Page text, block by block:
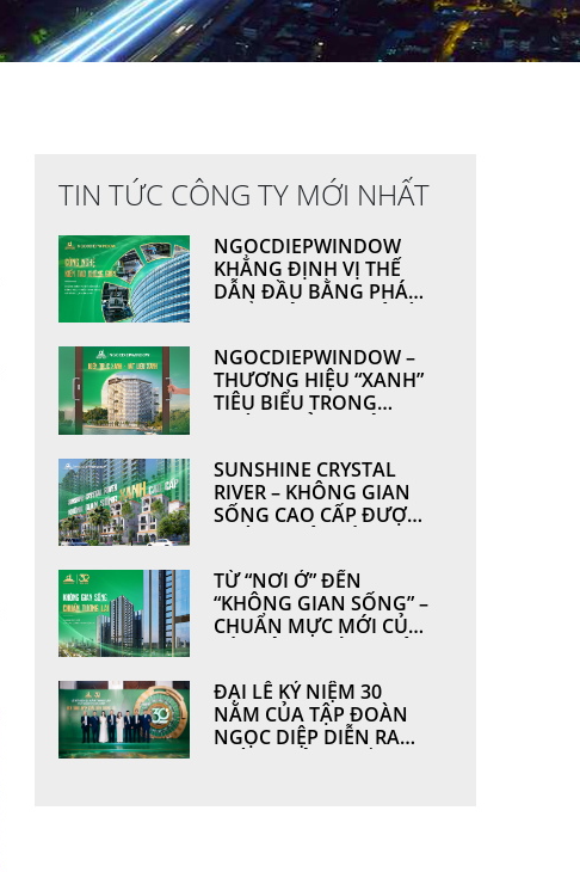
TIN TỨC CÔNG TY MỚI NHẤT
NGOCDIEPWINDOW
KHẲNG ĐỊNH VỊ THẾ
DẪN ĐẦU BẰNG PHÁT
NGOCDIEPWINDOW –
THƯƠNG HIỆU “XANH”
TIÊU BIỂU TRONG
SUNSHINE CRYSTAL
RIVER – KHÔNG GIAN
SỐNG CAO CẤP ĐƯỢC
VỮNG BỞI
NGOCDIEPWINDOW
TỪ “NƠI Ở” ĐẾN
“KHÔNG GIAN SỐNG” –
CHUẨN MỰC MỚI CỦA
ĐẠI LỄ KỶ NIỆM 30
NĂM CỦA TẬP ĐOÀN
NGỌC DIỆP DIỄN RA